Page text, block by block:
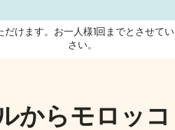
けます。お一人様1回までとさせて
さい。
からモロッ